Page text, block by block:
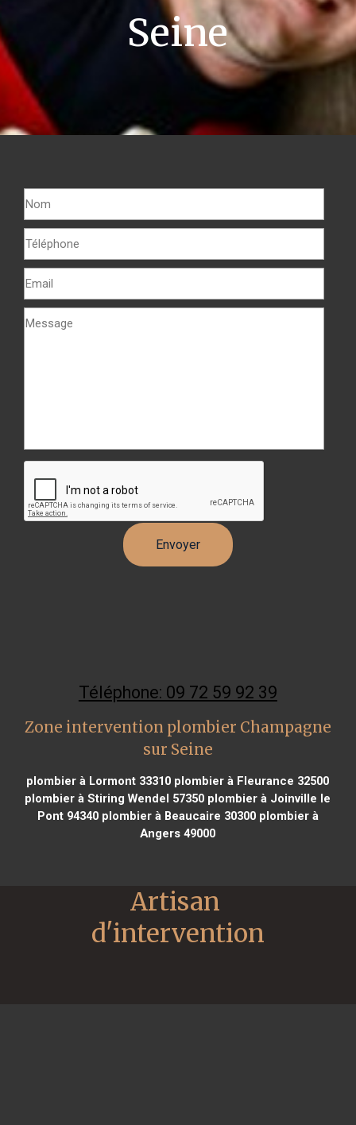
Seine
Téléphone: 09 72 59 92 39
Zone intervention plombier Champagne
sur Seine
plombier à Lormont 33310 plombier à Fleurance 32500
plombier à Stiring Wendel 57350 plombier à Joinville le
Pont 94340plombier à Beaucaire 30300plombier à
Angers 49000
Artisan
d'intervention